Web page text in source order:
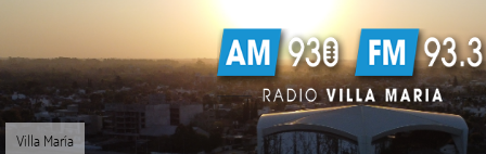
Villa María